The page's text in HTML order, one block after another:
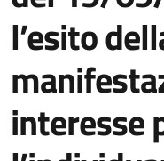
l’esito
interesse